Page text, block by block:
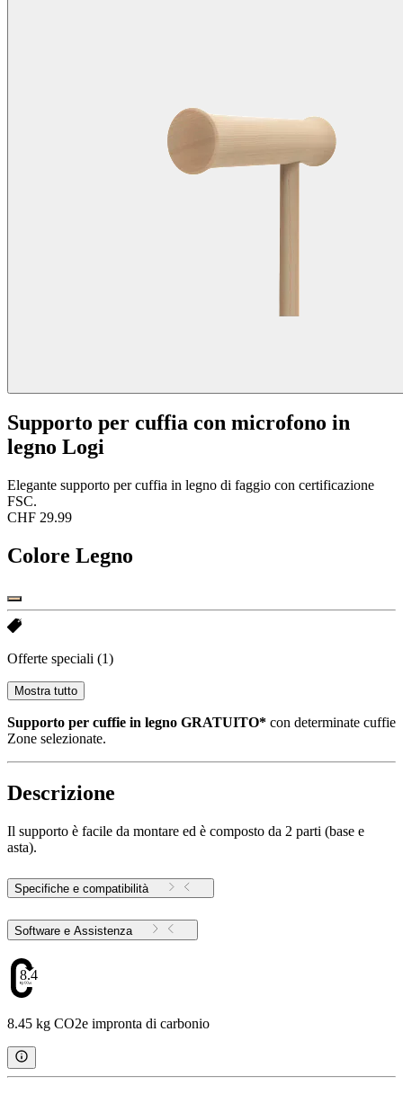
Supporto per cuffia con microfono in
legno Logi
Elegante supporto per cuffia in legno di faggio con certificazione
FSC.
CHF 29.99
Colore Legno
Offerte speciali (1)
Mostra tutto
Supporto per cuffie in legno GRATUITO* con determinate cuffie
Zone selezionate.
Descrizione
Il supporto è facile da montare ed è composto da 2 parti (base e
asta).
Specifiche e compatibilità
Software e Assistenza
8.45
8.45 kg CO2e impronta di carbonio